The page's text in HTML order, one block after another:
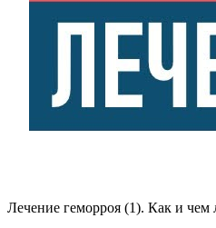
Лечение геморроя (1). Как и чем